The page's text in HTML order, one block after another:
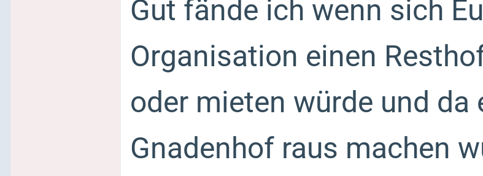
Gut fände ich wenn sich
Organisation einen
oder mieten würde und da
Gnadenhof raus machen